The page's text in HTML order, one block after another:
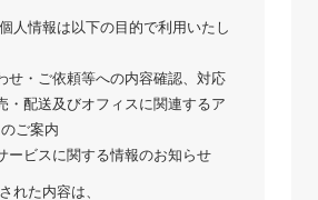
人情報は以下の目的で利用いたし
せ・ご依頼等への内容確認、対応
・配送及びオフィスに関連するア
ご案内
ービスに関する情報のお知らせ
れた内容は、